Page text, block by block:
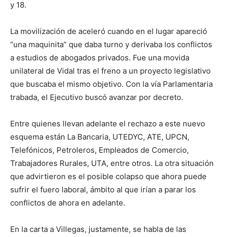
y 18.
La movilización de aceleró cuando en el lugar apareció
“una maquinita” que daba turno y derivaba los conflictos
a estudios de abogados privados. Fue una movida
unilateral de Vidal tras el freno a un proyecto legislativo
que buscaba el mismo objetivo. Con la vía Parlamentaria
trabada, el Ejecutivo buscó avanzar por decreto.
Entre quienes llevan adelante el rechazo a este nuevo
esquema están La Bancaria, UTEDYC, ATE, UPCN,
Telefónicos, Petroleros, Empleados de Comercio,
Trabajadores Rurales, UTA, entre otros. La otra situación
que advirtieron es el posible colapso que ahora puede
sufrir el fuero laboral, ámbito al que irían a parar los
conflictos de ahora en adelante.
En la carta a Villegas, justamente, se habla de las